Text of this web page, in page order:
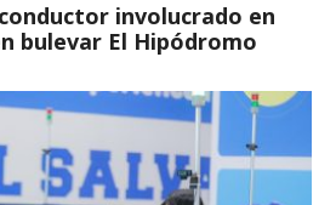
involucrado en
bulevar El Hipódromo